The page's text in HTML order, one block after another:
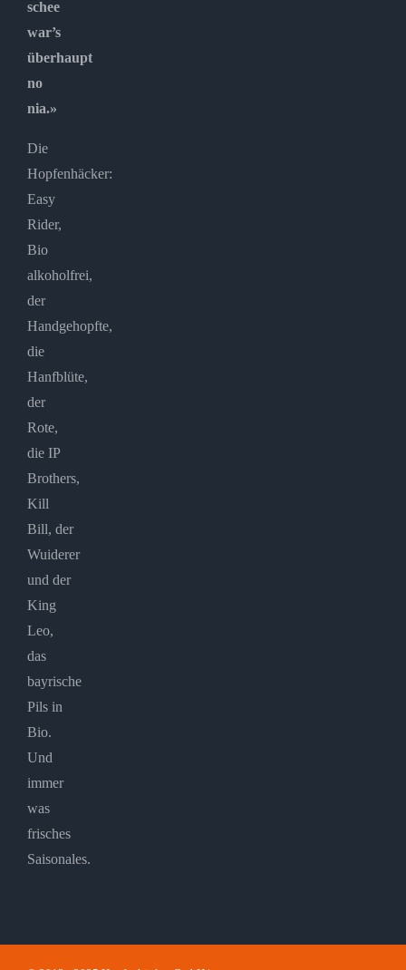
schee
war’s
überhaupt
no
nia.»
Die
Hopfenhäcker:
Easy
Rider,
Bio
alkoholfrei,
der
Handgehopfte,
die
Hanfblüte,
der
Rote,
die IP
Brothers,
Kill
Bill, der
Wuiderer
und der
King
Leo,
das
bayrische
Pils in
Bio.
Und
immer
was
frisches
Saisonales.